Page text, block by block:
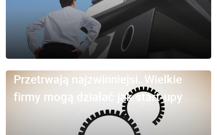
Przetrwają najzwinniejsi. Wielkie
firmy mogą działać jak start-upy